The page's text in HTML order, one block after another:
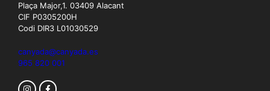
Plaça Major,1. 03409 Alacant
CIF P0305200H
Codi DIR3 L01030529
canyada@canyada.es
965 820 001